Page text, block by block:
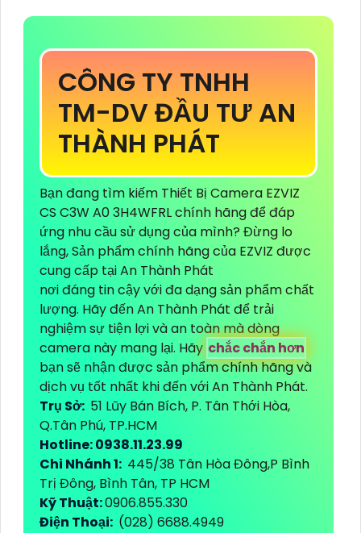
CÔNG TY TNHH
TM-DV ĐẦU TƯ AN
THÀNH PHÁT
Bạn đang tìm kiếm Thiết Bị Camera EZVIZ
CS C3W A0 3H4WFRL chính hãng để đáp
ứng nhu cầu sử dụng của mình? Đừng lo
lắng, Sản phẩm chính hãng của EZVIZ được
cung cấp tại An Thành Phát
nơi đáng tin cậy với đa dạng sản phẩm chất
lượng. Hãy đến An Thành Phát để trải
nghiệm sự tiện lợi và an toàn mà dòng
camera này mang lại. Hãy chắc chắn hơn
bạn sẽ nhận được sản phẩm chính hãng và
dịch vụ tốt nhất khi đến với An Thành Phát.
Trụ Sở: 51 Lũy Bán Bích, P. Tân Thới Hòa,
Q.Tân Phú, TP.HCM
Hotline: 0938.11.23.99
Chi Nhánh 1: 445/38 Tân Hòa Đông,P Bình
Trị Đông, Bình Tân, TP HCM
Kỹ Thuật:0906.855.330
Điện Thoại: (028) 6688.4949